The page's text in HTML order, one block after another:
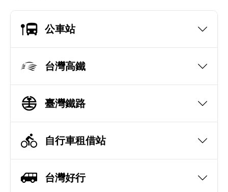
公車站
台灣高鐵
臺灣鐵路
自行車租借站
台灣好行